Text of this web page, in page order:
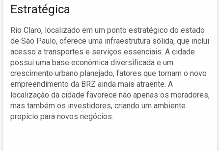
Estratégica
Rio Claro, localizado em um ponto estratégico do estado
de São Paulo, oferece uma infraestrutura sólida, que inclui
acesso a transportes e serviços essenciais. A cidade
possui uma base econômica diversificada e um
crescimento urbano planejado, fatores que tornam o novo
empreendimento da BRZ ainda mais atraente. A
localização da cidade favorece não apenas os moradores,
mas também os investidores, criando um ambiente
propício para novos negócios.